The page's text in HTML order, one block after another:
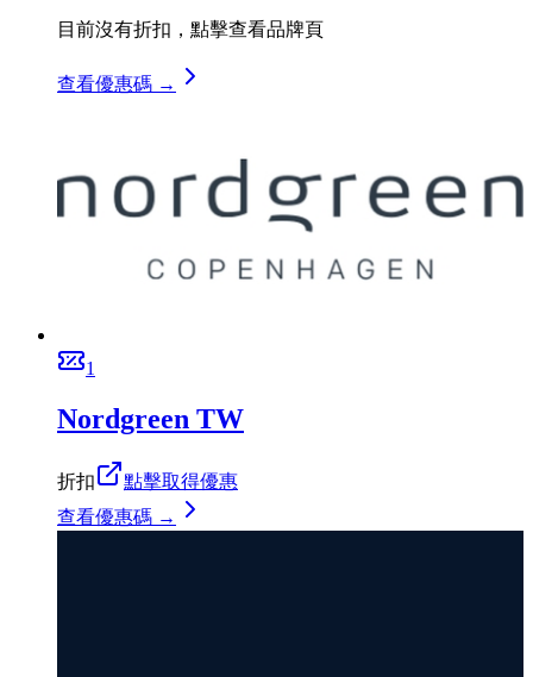
目前沒有折扣，點擊查看品牌頁
查看優惠碼 →
1
Nordgreen TW
折扣
點擊取得優惠
查看優惠碼 →